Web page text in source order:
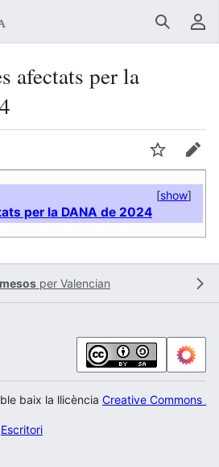
Buscar
afectats per la
Vigilar
[show]
per la DANA de 2024
per Valencian
baix la llicència Creative Commons
Escritori